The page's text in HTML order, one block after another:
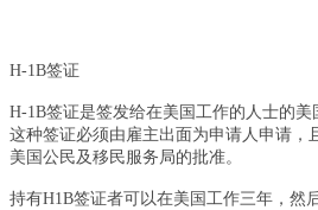
H-1B签证
H-1B签证是签发给在美国工作的人士的美
这种签证必须由雇主出面为申请人申请，
美国公民及移民服务局的批准。
持有H1B签证者可以在美国工作三年，然